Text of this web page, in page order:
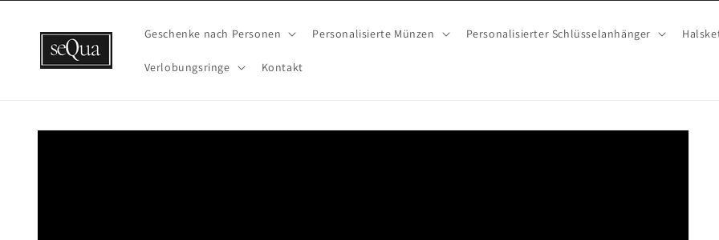
Direkt
Inhalt
Geschenke nach Personen Personalisierte Münzen Personalisierter Schlüsselanhänger
Verlobungsringe Kontakt
Zu